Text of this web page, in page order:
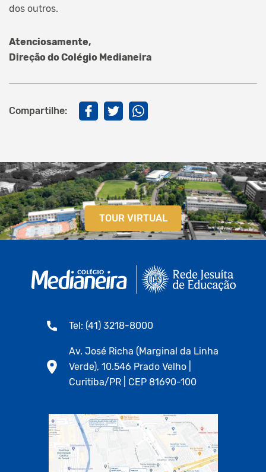
dos outros.
Atenciosamente,
Direção do Colégio Medianeira
Compartilhe:
TOUR VIRTUAL
Tel: (41) 3218-8000
Av. José Richa (Marginal da Linha
Verde), 10.546 Prado Velho |
Curitiba/PR | CEP 81690-100